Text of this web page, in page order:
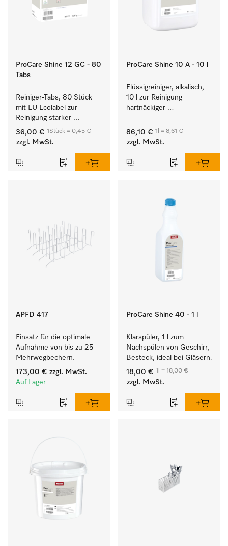
ProCare Shine 12 GC - 80
Tabs
Reiniger-Tabs, 80 Stück
mit EU Ecolabel zur
Reinigung starker
Anschmutzungen von
Geschirr, Besteck und
36,00 € 1Stück = 0,45 €
zzgl. MwSt.
ProCare Shine 10 A - 10 l
Flüssigreiniger, alkalisch,
10 l zur Reinigung
hartnäckiger
Geschirr, Besteck und
Gläsern.
86,10 € 1l = 8,61 €
zzgl. MwSt.
APFD 417
Einsatz für die optimale
Aufnahme von bis zu 25
Mehrwegbechern.
173,00 € zzgl. MwSt.
Auf Lager
ProCare Shine 40 - 1 l
Klarspüler, 1 l zum
Nachspülen von Geschirr,
Besteck, ideal bei Gläsern.
18,00 € 1l = 18,00 €
zzgl. MwSt.